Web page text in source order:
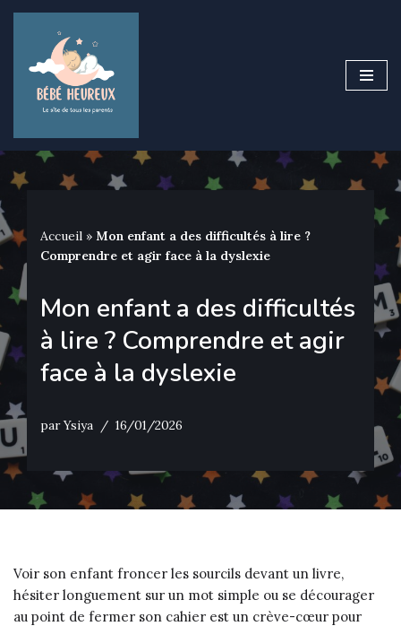
contenu
Accueil » Mon enfant a des difficultés à lire ?
Comprendre et agir face à la dyslexie
Mon enfant a des difficultés
à lire ? Comprendre et agir
face à la dyslexie
parYsiya 16/01/2026
Voir son enfant froncer les sourcils devant un livre,
hésiter longuement sur un mot simple ou se décourager
au point de fermer son cahier est un crève-cœur pour